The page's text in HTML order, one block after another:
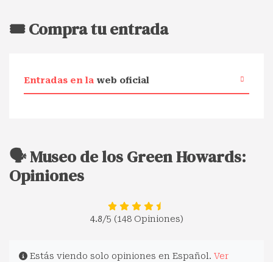
🎟️ Compra tu entrada
Entradas en la web oficial
🗣️ Museo de los Green Howards:
Opiniones
4.8/5 (148 Opiniones)
Estás viendo solo opiniones en Español. Ver